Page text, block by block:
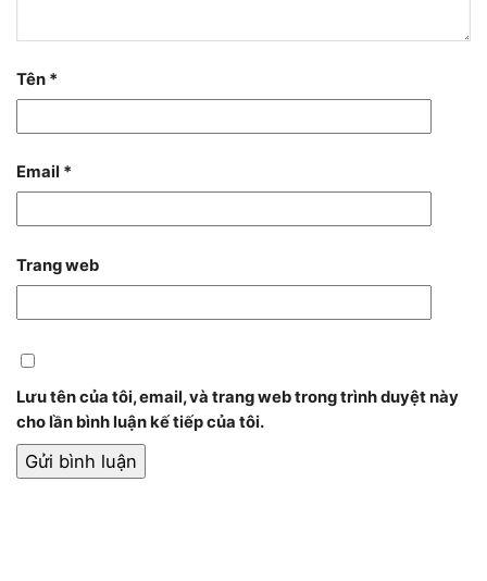
Tên *
Email *
Trang web
Lưu tên của tôi, email, và trang web trong trình duyệt này
cho lần bình luận kế tiếp của tôi.